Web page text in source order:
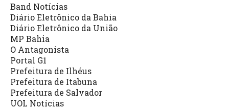
Band Notícias
Diário Eletrônico da Bahia
Diário Eletrônico da União
MP Bahia
O Antagonista
Portal G1
Prefeitura de Ilhéus
Prefeitura de Itabuna
Prefeitura de Salvador
UOL Notícias